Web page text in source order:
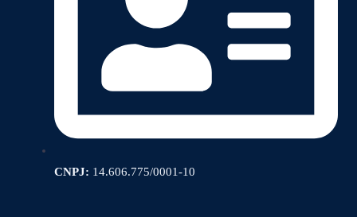
CNPJ: 14.606.775/0001-10